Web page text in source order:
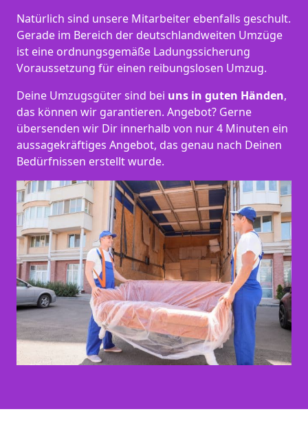
Natürlich sind unsere Mitarbeiter ebenfalls geschult.
Gerade im Bereich der deutschlandweiten Umzüge
ist eine ordnungsgemäße Ladungssicherung
Voraussetzung für einen reibungslosen Umzug.
Deine Umzugsgüter sind bei uns in guten Händen,
das können wir garantieren. Angebot? Gerne
übersenden wir Dir innerhalb von nur 4 Minuten ein
aussagekräftiges Angebot, das genau nach Deinen
Bedürfnissen erstellt wurde.